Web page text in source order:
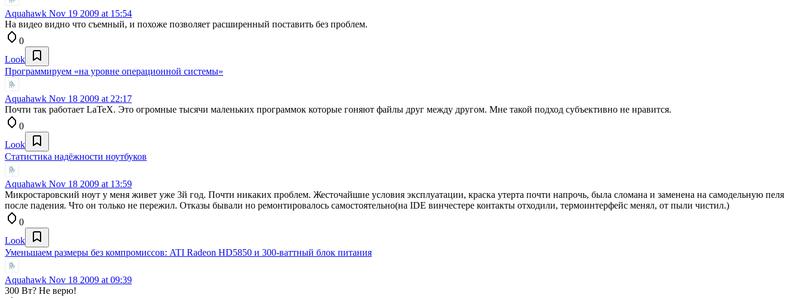
Aquahawk Nov 19 2009 at 15:54
На видео видно что съемный, и похоже позволяет расширенный поставить без проблем.
0
Look
Программируем «на уровне операционной системы»
Aquahawk Nov 18 2009 at 22:17
Почти так работает LaTeX. Это огромные тысячи маленьких программок которые гоняют файлы друг между другом. Мне такой подход субъективно не нравится.
0
Look
Статистика надёжности ноутбуков
Aquahawk Nov 18 2009 at 13:59
Микростаровский ноут у меня живет уже 3й год. Почти никаких проблем. Жесточайшие условия эксплуатации, краска утерта почти напрочь, была сломана и заменена на самодельную пеля
после падения. Что он только не пережил. Отказы бывали но ремонтировалось самостоятельно(на IDE винчестере контакты отходили, термоинтерфейс менял, от пыли чистил.)
0
Look
Уменьшаем размеры без компромиссов: ATI Radeon HD5850 и 300-ваттный блок питания
Aquahawk Nov 18 2009 at 09:39
300 Вт? Не верю!